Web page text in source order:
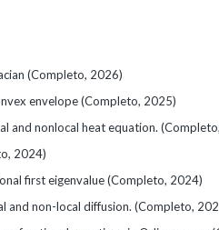
(Completo, 2026)
envelope (Completo, 2025)
and nonlocal heat equation.
2024)
first eigenvalue (Completo, 2024)
and non-local diffusion. (Completo,